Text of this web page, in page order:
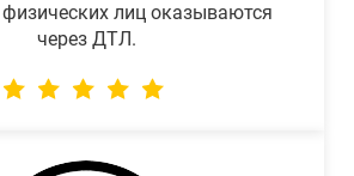
физических лиц оказываются
через ДТЛ.